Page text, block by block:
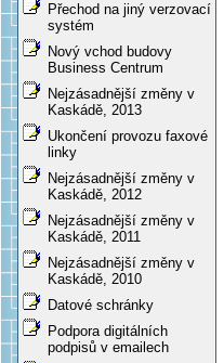
Přechod na jiný verzovací
systém
Nový vchod budovy
Business Centrum
Nejzásadnější změny v
Kaskádě, 2013
Ukončení provozu faxové
linky
Nejzásadnější změny v
Kaskádě, 2012
Nejzásadnější změny v
Kaskádě, 2011
Nejzásadnější změny v
Kaskádě, 2010
Datové schránky
Podpora digitálních
podpisů v emailech